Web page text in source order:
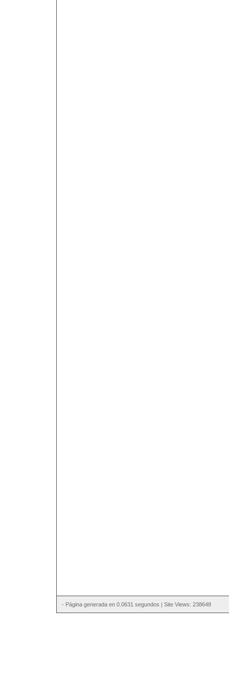
- Página generada en 0.0631 segundos | Site Views: 238648